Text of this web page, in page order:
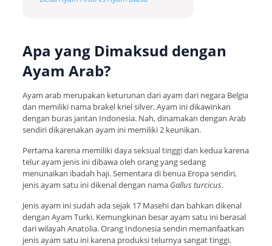
Apa yang Dimaksud dengan
Ayam Arab?
Ayam arab merupakan keturunan dari ayam dari negara Belgia
dan memiliki nama brakel kriel silver. Ayam ini dikawinkan
dengan buras jantan Indonesia. Nah, dinamakan dengan Arab
sendiri dikarenakan ayam ini memiliki 2 keunikan.
Pertama karena memiliki daya seksual tinggi dan kedua karena
telur ayam jenis ini dibawa oleh orang yang sedang
menunaikan ibadah haji. Sementara di benua Eropa sendiri,
jenis ayam satu ini dikenal dengan nama Gallus turcicus.
Jenis ayam ini sudah ada sejak 17 Masehi dan bahkan dikenal
dengan Ayam Turki. Kemungkinan besar ayam satu ini berasal
dari wilayah Anatolia. Orang Indonesia sendiri memanfaatkan
jenis ayam satu ini karena produksi telurnya sangat tinggi.